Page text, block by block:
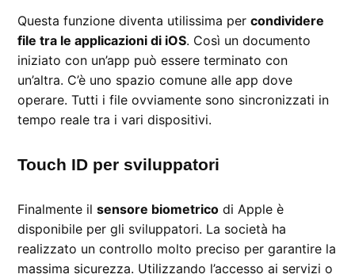
Questa funzione diventa utilissima percondividere
file tra le applicazioni di iOS. Così un documento
iniziato con un’app può essere terminato con
un’altra. C’è uno spazio comune alle app dove
operare. Tutti i file ovviamente sono sincronizzati in
tempo reale tra i vari dispositivi.
Touch ID per sviluppatori
Finalmente ilsensore biometrico di Apple è
disponibile per gli sviluppatori. La società ha
realizzato un controllo molto preciso per garantire la
massima sicurezza. Utilizzando l’accesso ai servizi o